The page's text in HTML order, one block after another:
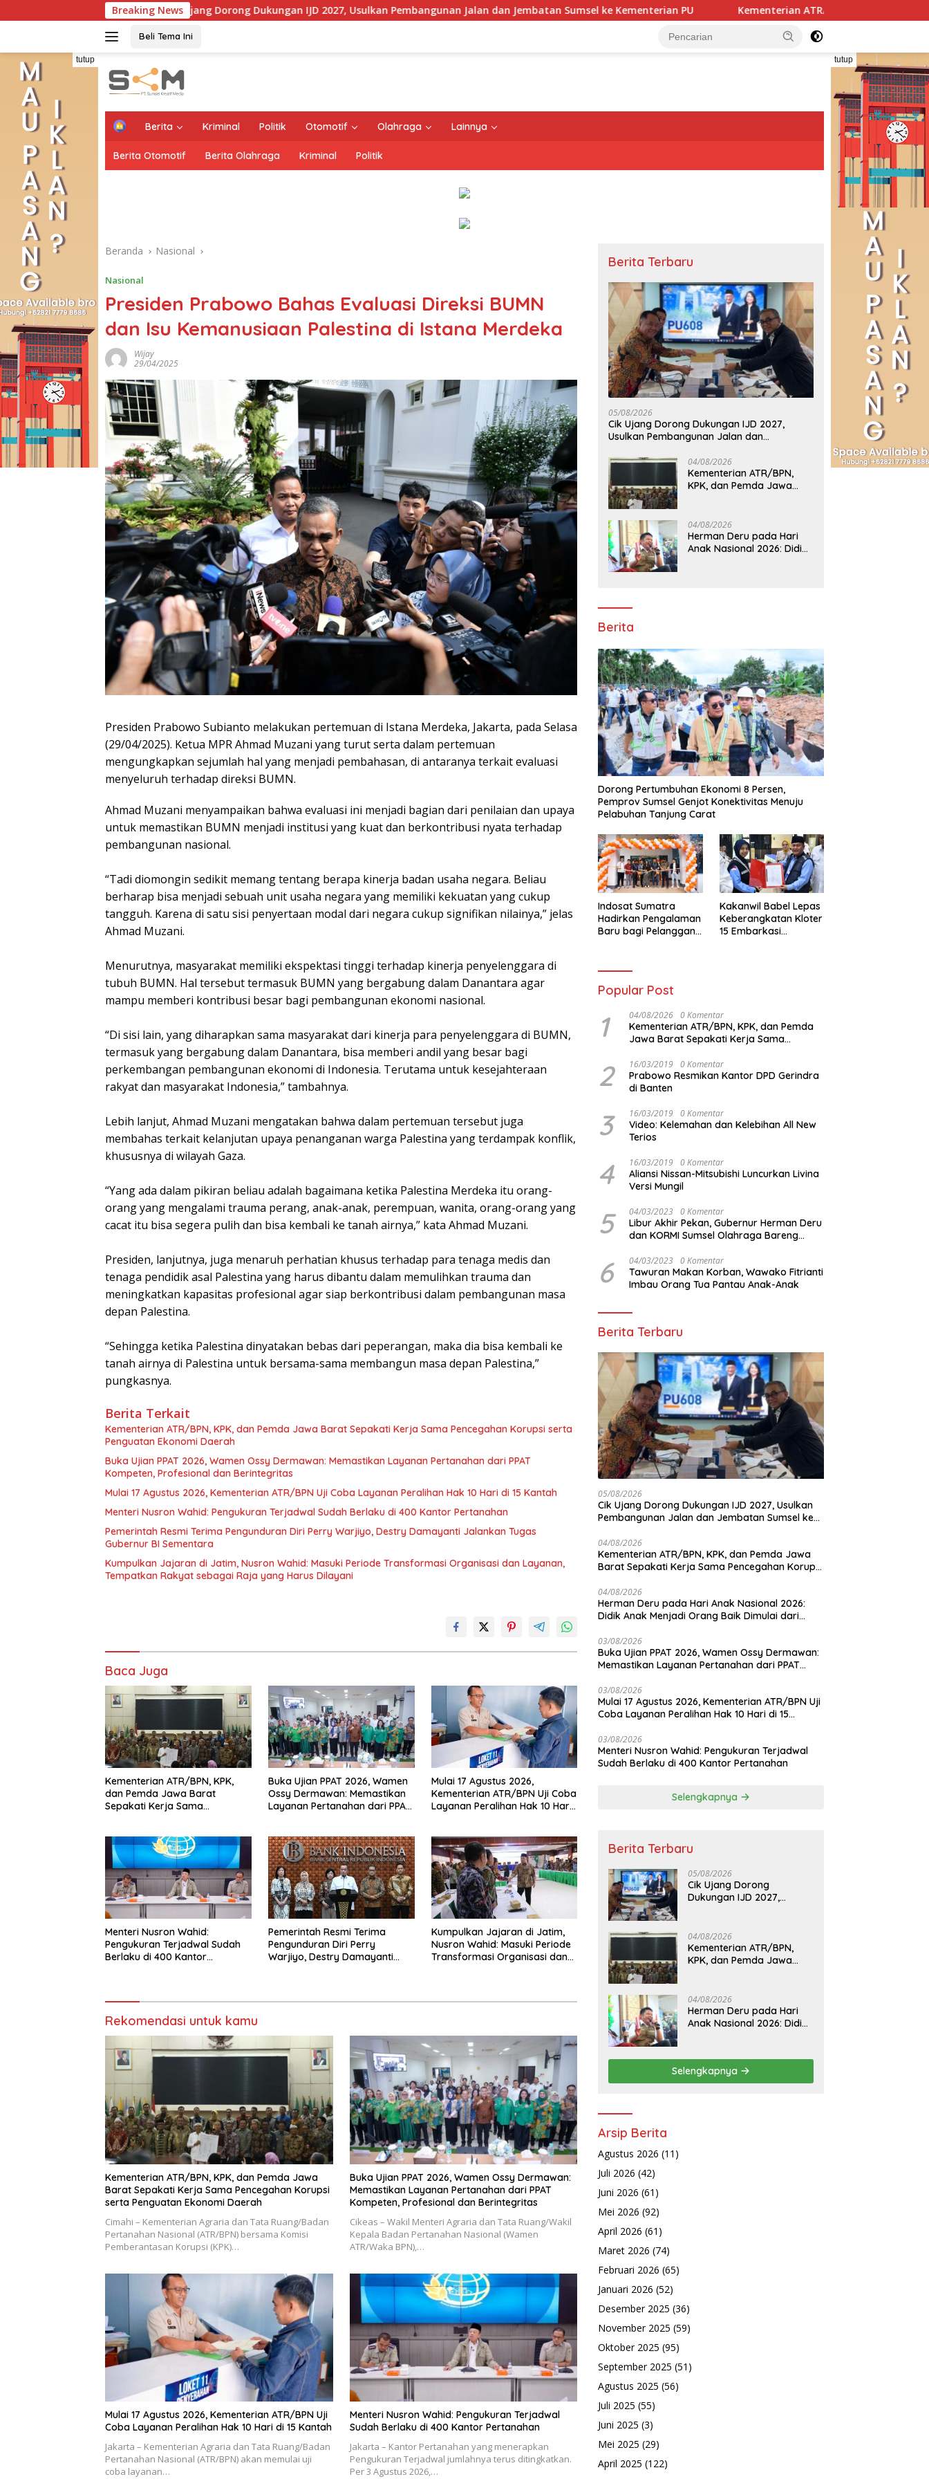
ke
Breaking News
Cik Ujang Dorong Dukungan IJD 2027, Usulkan Pembangunan Jalan dan Jembatan Sumsel ke Kementerian PU Kementerian ATR/BPN, KPK, dan Pemda Jawa Barat Sepakati Kerja
Beli Tema Ini
tutup tutup
H
m
e
Berita Kriminal Politik Otomotif Olahraga Lainnya
Berita Otomotif Berita Olahraga Kriminal Politik
Beranda Nasional
Nasional
Presiden Prabowo Bahas Evaluasi Direksi BUMN
dan Isu Kemanusiaan Palestina di Istana Merdeka
Wijay
29/04/2025
Presiden Prabowo Subianto melakukan pertemuan di Istana Merdeka, Jakarta, pada Selasa
(29/04/2025). Ketua MPR Ahmad Muzani yang turut serta dalam pertemuan
mengungkapkan sejumlah hal yang menjadi pembahasan, di antaranya terkait evaluasi
menyeluruh terhadap direksi BUMN.
Ahmad Muzani menyampaikan bahwa evaluasi ini menjadi bagian dari penilaian dan upaya
untuk memastikan BUMN menjadi institusi yang kuat dan berkontribusi nyata terhadap
pembangunan nasional.
“Tadi diomongin sedikit memang tentang berapa kinerja badan usaha negara. Beliau
berharap bisa menjadi sebuah unit usaha negara yang memiliki kekuatan yang cukup
tangguh. Karena di satu sisi penyertaan modal dari negara cukup signifikan nilainya,” jelas
Ahmad Muzani.
Menurutnya, masyarakat memiliki ekspektasi tinggi terhadap kinerja penyelenggara di
tubuh BUMN. Hal tersebut termasuk BUMN yang bergabung dalam Danantara agar
mampu memberi kontribusi besar bagi pembangunan ekonomi nasional.
“Di sisi lain, yang diharapkan sama masyarakat dari kinerja para penyelenggara di BUMN,
termasuk yang bergabung dalam Danantara, bisa memberi andil yang besar bagi
perkembangan pembangunan ekonomi di Indonesia. Terutama untuk kesejahteraan
rakyat dan masyarakat Indonesia,” tambahnya.
Lebih lanjut, Ahmad Muzani mengatakan bahwa dalam pertemuan tersebut juga
membahas terkait kelanjutan upaya penanganan warga Palestina yang terdampak konflik,
khususnya di wilayah Gaza.
“Yang ada dalam pikiran beliau adalah bagaimana ketika Palestina Merdeka itu orang-
orang yang mengalami trauma perang, anak-anak, perempuan, wanita, orang-orang yang
cacat itu bisa segera pulih dan bisa kembali ke tanah airnya,” kata Ahmad Muzani.
Presiden, lanjutnya, juga menaruh perhatian khusus terhadap para tenaga medis dan
tenaga pendidik asal Palestina yang harus dibantu dalam memulihkan trauma dan
meningkatkan kapasitas profesional agar siap berkontribusi dalam pembangunan masa
depan Palestina.
“Sehingga ketika Palestina dinyatakan bebas dari peperangan, maka dia bisa kembali ke
tanah airnya di Palestina untuk bersama-sama membangun masa depan Palestina,”
pungkasnya.
Berita Terkait
Kementerian ATR/BPN, KPK, dan Pemda Jawa Barat Sepakati Kerja Sama Pencegahan Korupsi serta
Penguatan Ekonomi Daerah
Buka Ujian PPAT 2026, Wamen Ossy Dermawan: Memastikan Layanan Pertanahan dari PPAT
Kompeten, Profesional dan Berintegritas
Mulai 17 Agustus 2026, Kementerian ATR/BPN Uji Coba Layanan Peralihan Hak 10 Hari di 15 Kantah
Menteri Nusron Wahid: Pengukuran Terjadwal Sudah Berlaku di 400 Kantor Pertanahan
Pemerintah Resmi Terima Pengunduran Diri Perry Warjiyo, Destry Damayanti Jalankan Tugas
Gubernur BI Sementara
Kumpulkan Jajaran di Jatim, Nusron Wahid: Masuki Periode Transformasi Organisasi dan Layanan,
Tempatkan Rakyat sebagai Raja yang Harus Dilayani
Baca Juga
Kementerian ATR/BPN, KPK,
dan Pemda Jawa Barat
Sepakati Kerja Sama
Buka Ujian PPAT 2026, Wamen
Ossy Dermawan: Memastikan
Layanan Pertanahan dari PPAT
Mulai 17 Agustus 2026,
Kementerian ATR/BPN Uji Coba
Layanan Peralihan Hak 10 Hari
Menteri Nusron Wahid:
Pengukuran Terjadwal Sudah
Berlaku di 400 Kantor
Pemerintah Resmi Terima
Pengunduran Diri Perry
Warjiyo, Destry Damayanti
Kumpulkan Jajaran di Jatim,
Nusron Wahid: Masuki Periode
Transformasi Organisasi dan
Rekomendasi untuk kamu
Kementerian ATR/BPN, KPK, dan Pemda Jawa
Barat Sepakati Kerja Sama Pencegahan Korupsi
serta Penguatan Ekonomi Daerah
Cimahi – Kementerian Agraria dan Tata Ruang/Badan
Pertanahan Nasional (ATR/BPN) bersama Komisi
Pemberantasan Korupsi (KPK)…
Buka Ujian PPAT 2026, Wamen Ossy Dermawan:
Memastikan Layanan Pertanahan dari PPAT
Kompeten, Profesional dan Berintegritas
Cikeas – Wakil Menteri Agraria dan Tata Ruang/Wakil
Kepala Badan Pertanahan Nasional (Wamen
ATR/Waka BPN),…
Mulai 17 Agustus 2026, Kementerian ATR/BPN Uji
Coba Layanan Peralihan Hak 10 Hari di 15 Kantah
Jakarta – Kementerian Agraria dan Tata Ruang/Badan
Pertanahan Nasional (ATR/BPN) akan memulai uji
coba layanan…
Menteri Nusron Wahid: Pengukuran Terjadwal
Sudah Berlaku di 400 Kantor Pertanahan
Jakarta – Kantor Pertanahan yang menerapkan
Pengukuran Terjadwal jumlahnya terus ditingkatkan.
Per 3 Agustus 2026,…
Berita Terbaru
05/08/2026
Cik Ujang Dorong Dukungan IJD 2027,
Usulkan Pembangunan Jalan dan
04/08/2026
Kementerian ATR/BPN,
KPK, dan Pemda Jawa
serta Penguatan Ekonomi
Daerah
04/08/2026
Herman Deru pada Hari
Anak Nasional 2026: Didik
Berita
Dorong Pertumbuhan Ekonomi 8 Persen,
Pemprov Sumsel Genjot Konektivitas Menuju
Pelabuhan Tanjung Carat
Indosat Sumatra
Hadirkan Pengalaman
Baru bagi Pelanggan
Coffee
Kakanwil Babel Lepas
Keberangkatan Kloter
15 Embarkasi
Popular Post
1 04/08/2026 0 Komentar
Kementerian ATR/BPN, KPK, dan Pemda
Jawa Barat Sepakati Kerja Sama
Ekonomi Daerah
2 16/03/2019 0 Komentar
Prabowo Resmikan Kantor DPD Gerindra
di Banten
3 16/03/2019 0 Komentar
Video: Kelemahan dan Kelebihan All New
Terios
4 16/03/2019 0 Komentar
Aliansi Nissan-Mitsubishi Luncurkan Livina
Versi Mungil
5 04/03/2023 0 Komentar
Libur Akhir Pekan, Gubernur Herman Deru
dan KORMI Sumsel Olahraga Bareng
6 04/03/2023 0 Komentar
Tawuran Makan Korban, Wawako Fitrianti
Imbau Orang Tua Pantau Anak-Anak
Berita Terbaru
05/08/2026
Cik Ujang Dorong Dukungan IJD 2027, Usulkan
Pembangunan Jalan dan Jembatan Sumsel ke
04/08/2026
Kementerian ATR/BPN, KPK, dan Pemda Jawa
Barat Sepakati Kerja Sama Pencegahan Korupsi
04/08/2026
Herman Deru pada Hari Anak Nasional 2026:
Didik Anak Menjadi Orang Baik Dimulai dari
03/08/2026
Buka Ujian PPAT 2026, Wamen Ossy Dermawan:
Memastikan Layanan Pertanahan dari PPAT
03/08/2026
Mulai 17 Agustus 2026, Kementerian ATR/BPN Uji
Coba Layanan Peralihan Hak 10 Hari di 15
03/08/2026
Menteri Nusron Wahid: Pengukuran Terjadwal
Sudah Berlaku di 400 Kantor Pertanahan
Selengkapnya
Berita Terbaru
05/08/2026
Cik Ujang Dorong
Dukungan IJD 2027,
Sumsel ke Kementerian PU
04/08/2026
Kementerian ATR/BPN,
KPK, dan Pemda Jawa
serta Penguatan Ekonomi
Daerah
04/08/2026
Herman Deru pada Hari
Anak Nasional 2026: Didik
Orang Tua
Selengkapnya
Arsip Berita
Agustus 2026 (11)
Juli 2026 (42)
Juni 2026 (61)
Mei 2026 (92)
April 2026 (61)
Maret 2026 (74)
Februari 2026 (65)
Januari 2026 (52)
Desember 2025 (36)
November 2025 (59)
Oktober 2025 (95)
September 2025 (51)
Agustus 2025 (56)
Juli 2025 (55)
Juni 2025 (3)
Mei 2025 (29)
April 2025 (122)